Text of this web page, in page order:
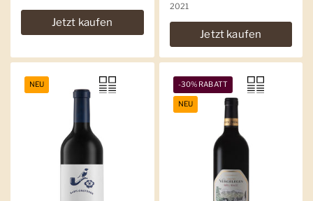
Jetzt kaufen
2021
Jetzt kaufen
NEU -30% RABATT
NEU